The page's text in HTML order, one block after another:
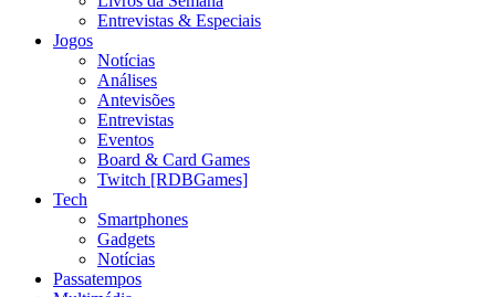
Entrevistas & Especiais
Jogos
Notícias
Análises
Antevisões
Entrevistas
Eventos
Board & Card Games
Twitch [RDBGames]
Tech
Smartphones
Gadgets
Notícias
Passatempos